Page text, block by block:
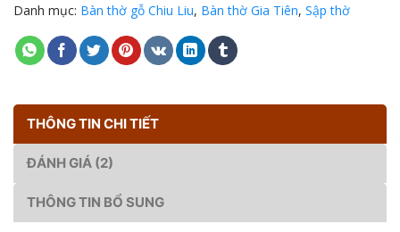
Danh mục: Bàn thờ gỗ Chiu Liu, Bàn thờ Gia Tiên, Sập thờ
THÔNG TIN CHI TIẾT
ĐÁNH GIÁ (2)
THÔNG TIN BỔ SUNG